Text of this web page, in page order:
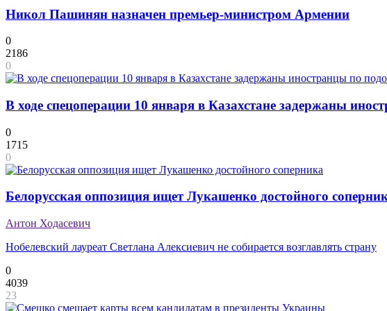
Никол Пашинян назначен премьер-министром Армении
0
2186
0
В ходе спецоперации 10 января в Казахстане задержаны
0
1715
0
Белорусская оппозиция ищет Лукашенко достойного
Антон Ходасевич
Нобелевский лауреат Светлана Алексиевич не собирается возглавлять страну
0
4039
23